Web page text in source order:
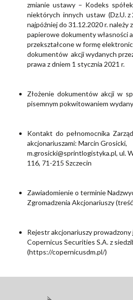
zmianie ustawy – Kodeks
niektórych innych ustaw (Dz.U. z
najpóźniej do 31.12.2020 r. należy
papierowe dokumenty własności
przekształcone w formę
dokumentów akcji wydanych
prawa z dniem 1 stycznia 2021 r.
Złożenie dokumentów akcji w
pisemnym pokwitowaniem
Kontakt do pełnomocnika
akcjonariuszami: Marcin Grosicki,
m.grosicki@sprintlogistyka.pl, ul.
116, 71-215 Szczecin
Zawiadomienie o terminie
Zgromadzenia Akcjonariuszy
Rejestr akcjonariuszy
Copernicus Securities S.A. z
(https://copernicusdm.pl/)